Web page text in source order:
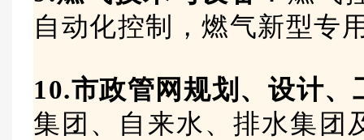
自动化控制，燃气新型专
10.市政管网规划、设计
集团、自来水、排水集团